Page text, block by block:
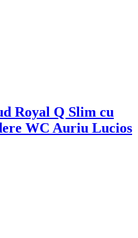
Royal Q Slim cu
WC Auriu Lucios